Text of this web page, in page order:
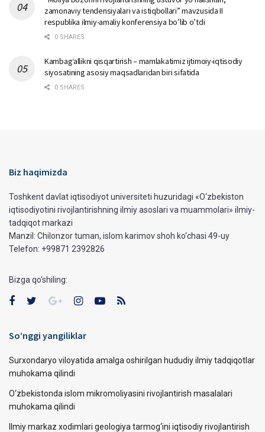
zamonaviy tendensiyalari va istiqbollari” mavzusida II
respublika ilmiy-amaliy konferensiya bo’lib o’tdi
0 SHARES
Kambag‘allikni qisqartirish – mamlakatimiz ijtimoiy-iqtisodiy
siyosatining asosiy maqsadlaridan biri sifatida
0 SHARES
Biz haqimizda
Toshkent davlat iqtisodiyot universiteti huzuridagi «O‘zbekiston
iqtisodiyotini rivojlantirishning ilmiy asoslari va muammolari» ilmiy-
tadqiqot markazi
Manzil: Chilonzor tuman, islom karimov shoh ko‘chasi 49-uy
Telefon: +99871 2392826
Bizga qo'shiling:
So’nggi yangiliklar
Surxondaryo viloyatida amalga oshirilgan hududiy ilmiy tadqiqotlar
muhokama qilindi
O‘zbekistonda islom mikromoliyasini rivojlantirish masalalari
muhokama qilindi
Ilmiy markaz xodimlari geologiya tarmog‘ini iqtisodiy rivojlantirish